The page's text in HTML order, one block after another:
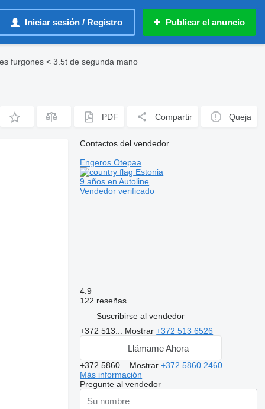
Iniciar sesión / Registro Publicar el anuncio
furgones < 3.5t de segunda mano
PDF Compartir Queja
Contactos del vendedor
Engeros Otepaa
Estonia
9 años en Autoline
Vendedor verificado
4.9
122 reseñas
Suscribirse al vendedor
+372 513... Mostrar+372 513 6526
Llámame Ahora
+372 5860... Mostrar+372 5860 2460
Más información
Pregunte al vendedor